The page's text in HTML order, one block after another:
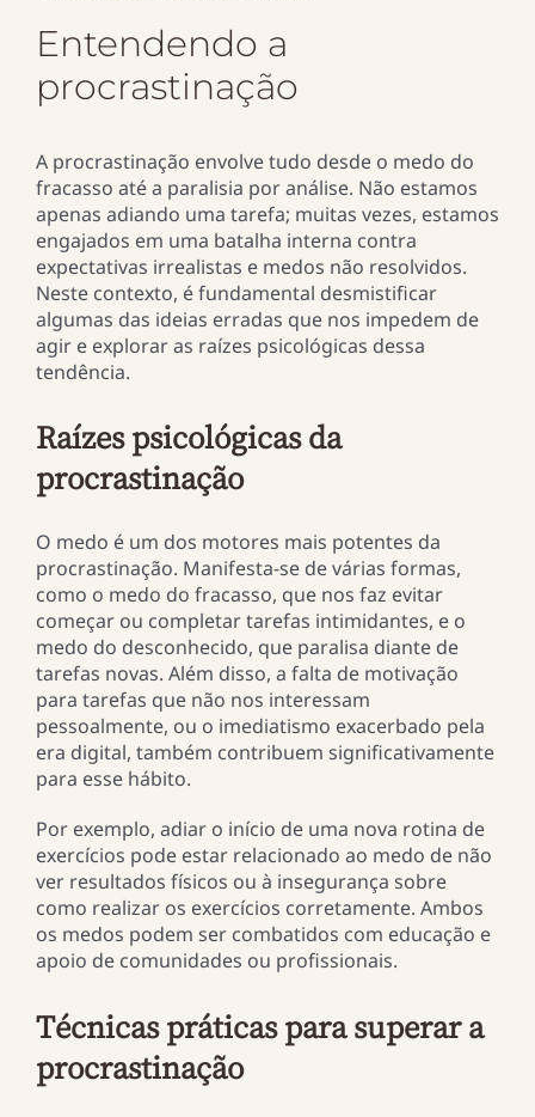
Entendendo a
procrastinação
A procrastinação envolve tudo desde o medo do
fracasso até a paralisia por análise. Não estamos
apenas adiando uma tarefa; muitas vezes, estamos
engajados em uma batalha interna contra
expectativas irrealistas e medos não resolvidos.
Neste contexto, é fundamental desmistificar
algumas das ideias erradas que nos impedem de
agir e explorar as raízes psicológicas dessa
tendência.
Raízes psicológicas da
procrastinação
O medo é um dos motores mais potentes da
procrastinação. Manifesta-se de várias formas,
como o medo do fracasso, que nos faz evitar
começar ou completar tarefas intimidantes, e o
medo do desconhecido, que paralisa diante de
tarefas novas. Além disso, a falta de motivação
para tarefas que não nos interessam
pessoalmente, ou o imediatismo exacerbado pela
era digital, também contribuem significativamente
para esse hábito.
Por exemplo, adiar o início de uma nova rotina de
exercícios pode estar relacionado ao medo de não
ver resultados físicos ou à insegurança sobre
como realizar os exercícios corretamente. Ambos
os medos podem ser combatidos com educação e
apoio de comunidades ou profissionais.
Técnicas práticas para superar a
procrastinação